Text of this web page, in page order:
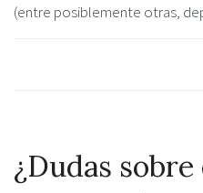
(entre posiblemente otras,
¿Dudas sobre